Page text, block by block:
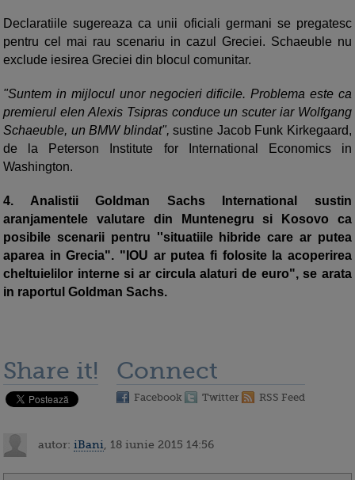
Declaratiile sugereaza ca unii oficiali germani se pregatesc
pentru cel mai rau scenariu in cazul Greciei. Schaeuble nu
exclude iesirea Greciei din blocul comunitar.
"Suntem in mijlocul unor negocieri dificile. Problema este ca
premierul elen Alexis Tsipras conduce un scuter iar Wolfgang
Schaeuble, un BMW blindat", sustine Jacob Funk Kirkegaard,
de la Peterson Institute for International Economics in
Washington.
4. Analistii Goldman Sachs International sustin
aranjamentele valutare din Muntenegru si Kosovo ca
posibile scenarii pentru ''situatiile hibride care ar putea
aparea in Grecia". "IOU ar putea fi folosite la acoperirea
cheltuielilor interne si ar circula alaturi de euro", se arata
in raportul Goldman Sachs.
Share it! Connect
Facebook Twitter RSS Feed
autor: iBani , 18 iunie 2015 14:56